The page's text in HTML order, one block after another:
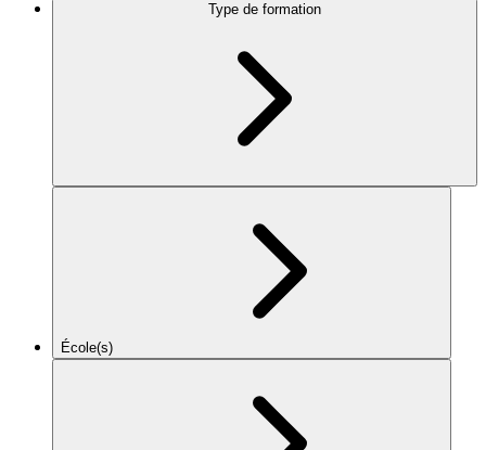
Type de formation
École(s)